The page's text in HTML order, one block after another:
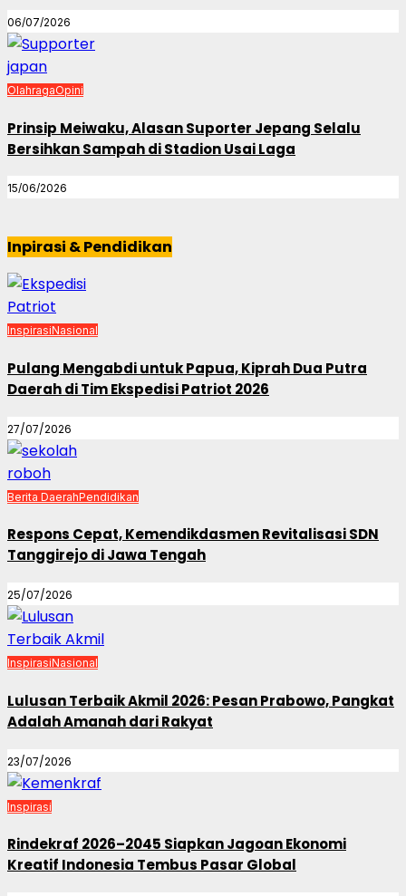
06/07/2026
OlahragaOpini
Prinsip Meiwaku, Alasan Suporter Jepang Selalu
Bersihkan Sampah di Stadion Usai Laga
15/06/2026
Inpirasi & Pendidikan
InspirasiNasional
Pulang Mengabdi untuk Papua, Kiprah Dua Putra
Daerah di Tim Ekspedisi Patriot 2026
27/07/2026
Berita DaerahPendidikan
Respons Cepat, Kemendikdasmen Revitalisasi SDN
Tanggirejo di Jawa Tengah
25/07/2026
InspirasiNasional
Lulusan Terbaik Akmil 2026: Pesan Prabowo, Pangkat
Adalah Amanah dari Rakyat
23/07/2026
Inspirasi
Rindekraf 2026–2045 Siapkan Jagoan Ekonomi
Kreatif Indonesia Tembus Pasar Global